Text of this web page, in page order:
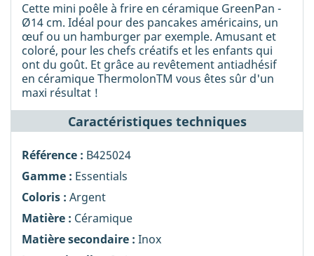
Cette mini poêle à frire en céramique GreenPan -
Ø14 cm. Idéal pour des pancakes américains, un
œuf ou un hamburger par exemple. Amusant et
coloré, pour les chefs créatifs et les enfants qui
ont du goût. Et grâce au revêtement antiadhésif
en céramique ThermolonTM vous êtes sûr d'un
maxi résultat !
Caractéristiques techniques
Référence : B425024
Gamme : Essentials
Coloris : Argent
Matière : Céramique
Matière secondaire : Inox